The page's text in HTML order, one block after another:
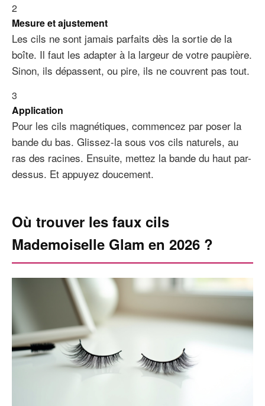
2
Mesure et ajustement
Les cils ne sont jamais parfaits dès la sortie de la
boîte. Il faut les adapter à la largeur de votre paupière.
Sinon, ils dépassent, ou pire, ils ne couvrent pas tout.
3
Application
Pour les cils magnétiques, commencez par poser la
bande du bas. Glissez-la sous vos cils naturels, au
ras des racines. Ensuite, mettez la bande du haut par-
dessus. Et appuyez doucement.
Où trouver les faux cils
Mademoiselle Glam en 2026 ?